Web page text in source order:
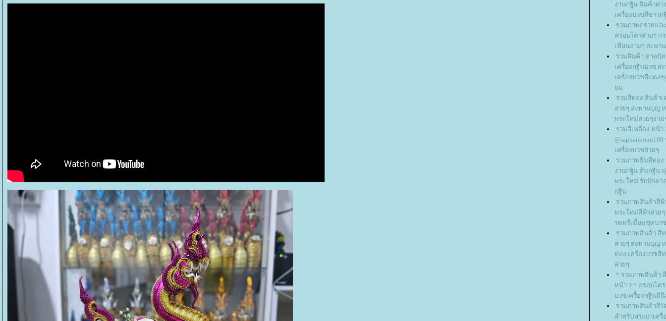
งานกฐิน สินค้าต่า
เครื่องบวชสีขาว
รวมภาพกรวยแล
ครอบไตรสวยๆ ก
เทียนงามๆ สะพา
รวมสินค้า ตาลปั
เครื่องกฐินบวช ส
เครื่องบวชสีแดง
ม
รวมสีทอง สินค้า
สวยๆ สะพานบุญ
พระใหม่สวยๆงา
รวมสีเหลือง หน้
เครื่องบวชสวยๆ
รวมภาพธีมสีทอง
งานกฐิน ต้นกฐิน
พระใหม่ รับปักตา
กฐิน
รวมภาพสินค้าสีฟ้
พระใหม่สีฟ้าสวยๆ
รดพรีเมี่ยมชุดบว
รวมภาพสินค้า สี
สวยๆ สะพานบุญ
ทอง เครื่องบวชสี
สวยๆ
* รวมภาพสินค้า
หน้า 3 * ครอบไต
บวชเครื่องกฐินมิ
รวมภาพสินค้าสีวั
สำหรับพระป่าเค